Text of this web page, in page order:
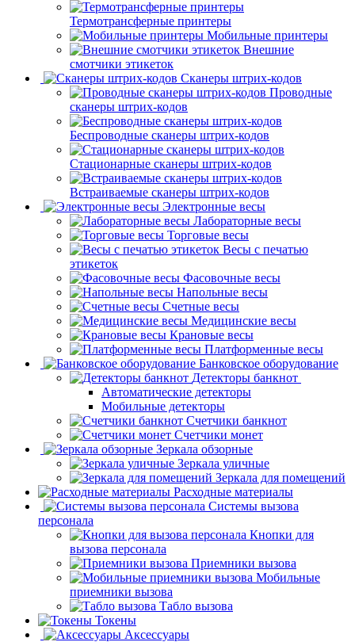
Термотрансферные принтеры
Мобильные принтеры
Внешние
смотчики этикеток
Сканеры штрих-кодов
Проводные
сканеры штрих-кодов
Беспроводные сканеры штрих-кодов
Стационарные сканеры штрих-кодов
Встраиваемые сканеры штрих-кодов
Электронные весы
Лабораторные весы
Торговые весы
Весы с печатью
этикеток
Фасовочные весы
Напольные весы
Счетные весы
Медицинские весы
Крановые весы
Платформенные весы
Банковское оборудование
Детекторы банкнот
Автоматические детекторы
Мобильные детекторы
Счетчики банкнот
Счетчики монет
Зеркала обзорные
Зеркала уличные
Зеркала для помещений
Расходные материалы
Системы вызова
персонала
Кнопки для
вызова персонала
Приемники вызова
Мобильные
приемники вызова
Табло вызова
Токены
Аксессуары